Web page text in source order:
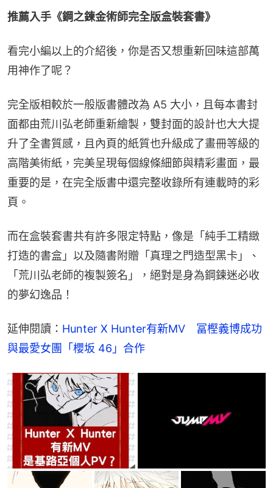
推薦入手《鋼之鍊金術師完全版盒裝套書》
看完小編以上的介紹後，你是否又想重新回味這部萬
用神作了呢？
完全版相較於一般版書體改為 A5 大小，且每本書封
面都由荒川弘老師重新繪製，雙封面的設計也大大提
升了全書質感，且內頁的紙質也升級成了畫冊等級的
高階美術紙，完美呈現每個線條細節與精彩畫面，最
重要的是，在完全版書中還完整收錄所有連載時的彩
頁。
而在盒裝套書共有許多限定特點，像是「純手工精緻
打造的書盒」以及隨書附贈「真理之門造型黑卡」、
「荒川弘老師的複製簽名」，絕對是身為鋼鍊迷必收
的夢幻逸品！
延伸閱讀： Hunter X Hunter有新MV　冨樫義博成功
與最愛女團「櫻坂 46」合作